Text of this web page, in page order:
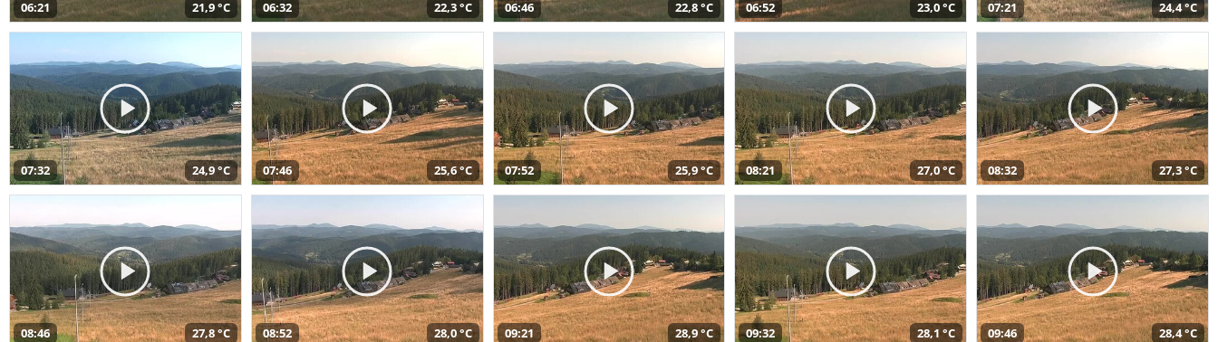
06:21 21,9 °C 06:32 22,3 °C 06:46 22,8 °C 06:52 23,0 °C 07:21 24,4 °C
07:32 24,9 °C 07:46 25,6 °C 07:52 25,9 °C 08:21 27,0 °C 08:32 27,3 °C
08:46 27,8 °C 08:52 28,0 °C 09:21 28,9 °C 09:32 28,1 °C 09:46 28,4 °C